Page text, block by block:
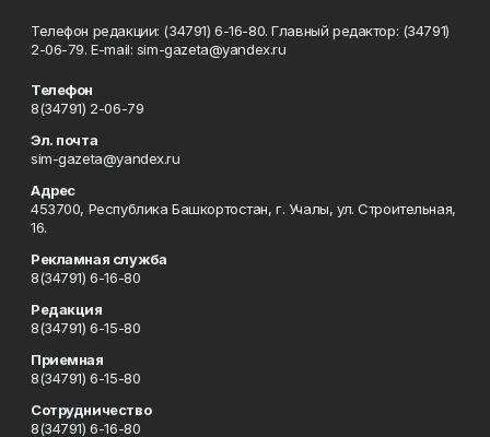
Телефон редакции: (34791) 6-16-80. Главный редактор: (34791)
2-06-79. Е-mаil: sim-gazeta@yandex.ru
Телефон
8(34791) 2-06-79
Эл. почта
sim-gazeta@yandex.ru
Адрес
453700, Республика Башкортостан, г. Учалы, ул. Строительная,
16.
Рекламная служба
8(34791) 6-16-80
Редакция
8(34791) 6-15-80
Приемная
8(34791) 6-15-80
Сотрудничество
8(34791) 6-16-80